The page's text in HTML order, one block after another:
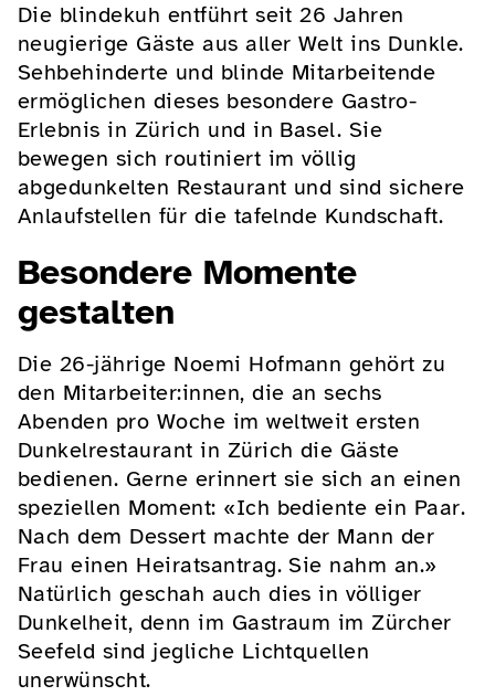
Die blindekuh entführt seit 26 Jahren
neugierige Gäste aus aller Welt ins Dunkle.
Sehbehinderte und blinde Mitarbeitende
ermöglichen dieses besondere Gastro-
Erlebnis in Zürich und in Basel. Sie
bewegen sich routiniert im völlig
abgedunkelten Restaurant und sind sichere
Anlaufstellen für die tafelnde Kundschaft.
Besondere Momente
gestalten
Die 26-jährige Noemi Hofmann gehört zu
den Mitarbeiter:innen, die an sechs
Abenden pro Woche im weltweit ersten
Dunkelrestaurant in Zürich die Gäste
bedienen. Gerne erinnert sie sich an einen
speziellen Moment: «Ich bediente ein Paar.
Nach dem Dessert machte der Mann der
Frau einen Heiratsantrag. Sie nahm an.»
Natürlich geschah auch dies in völliger
Dunkelheit, denn im Gastraum im Zürcher
Seefeld sind jegliche Lichtquellen
unerwünscht.